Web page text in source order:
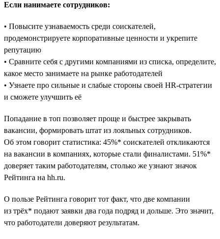
Если нанимаете сотрудников:
• Повысите узнаваемость среди соискателей,
продемонстрируете корпоративные ценности и укрепите
репутацию
• Сравните себя с другими компаниями из списка, определите,
какое место занимаете на рынке работодателей
• Узнаете про сильные и слабые стороны своей HR-стратегии
и сможете улучшить её
Попадание в топ позволяет проще и быстрее закрывать
вакансии, формировать штат из лояльных сотрудников.
Об этом говорит статистика: 45%* соискателей откликаются
на вакансии в компаниях, которые стали финалистами. 51%*
доверяет таким работодателям, столько же узнают значок
Рейтинга на hh.ru.
О пользе Рейтинга говорит тот факт, что две компании
из трёх* подают заявки два года подряд и дольше. Это значит,
что работодатели доверяют результатам.